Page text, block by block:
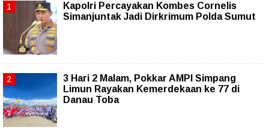
Kapolri Percayakan Kombes Cornelis
Simanjuntak Jadi Dirkrimum Polda Sumut
3 Hari 2 Malam, Pokkar AMPI Simpang
Limun Rayakan Kemerdekaan ke 77 di
Danau Toba